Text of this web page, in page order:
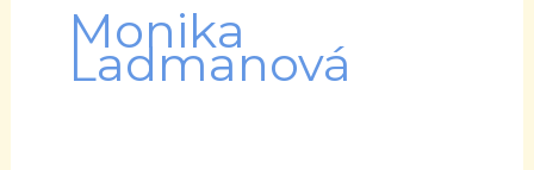
Monika
Ladmanová